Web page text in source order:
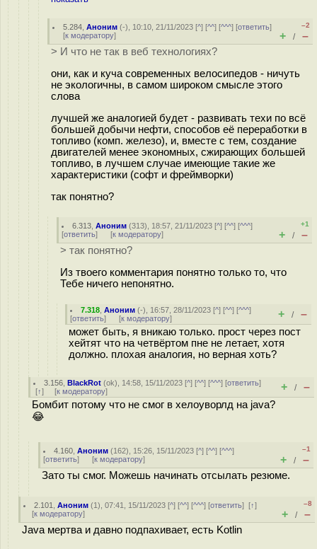
5.284 ,Аноним (-), 10:10, 21/11/2023 [^] [^^] [^^^] [ответить]
[к модератору]
–2
+ / –
> И что не так в веб технологиях?
они, как и куча современных велосипедов - ничуть
не экологичны, в самом широком смысле этого
слова
лучшей же аналогией будет - развивать техи по всё
большей добычи нефти, способов её переработки в
топливо (комп. железо), и, вместе с тем, создание
двигателей менее экономных, сжирающих большей
топливо, в лучшем случае имеющие такие же
характеристики (софт и фреймворки)
так понятно?
6.313 ,Аноним (313), 18:57, 21/11/2023 [^] [^^] [^^^]
[ответить] [к модератору]
+1
+ / –
> так понятно?
Из твоего комментария понятно только то, что
Тебе ничего непонятно.
7.318 ,Аноним (-), 16:57, 28/11/2023 [^] [^^] [^^^]
[ответить] [к модератору] + / –
может быть, я вникаю только. прост через пост
хейтят что на четвёртом пне не летает, хотя
должно. плохая аналогия, но верная хоть?
3.156 ,BlackRot (ok), 14:58, 15/11/2023 [^] [^^] [^^^] [ответить]
[↑] [к модератору] + / –
Бомбит потому что не смог в хелоуворлд на java?
😂
4.160 ,Аноним (162), 15:26, 15/11/2023 [^] [^^] [^^^]
[ответить] [к модератору]
–1
+ / –
Зато ты смог. Можешь начинать отсылать резюме.
2.101 ,Аноним (1), 07:41, 15/11/2023 [^] [^^] [^^^] [ответить][↑]
[к модератору]
–8
+ / –
Java мертва и давно подпахивает, есть Kotlin